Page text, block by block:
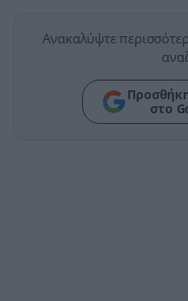
Ανακαλύψτε
στο